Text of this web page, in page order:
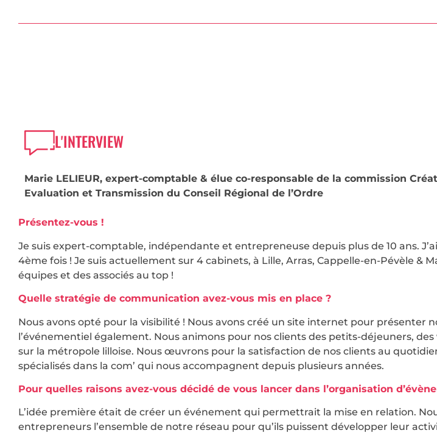
L'INTERVIEW
Marie LELIEUR, expert-comptable & élue co-responsable de la commission
Evaluation et Transmission du Conseil Régional de l’Ordre
Présentez-vous !
Je suis expert-comptable, indépendante et entrepreneuse depuis plus de 10 ans.
4ème fois ! Je suis actuellement sur 4 cabinets, à Lille, Arras, Cappelle-en-Pévèle &
équipes et des associés au top !
Quelle stratégie de communication avez-vous mis en place ?
Nous avons opté pour la visibilité ! Nous avons créé un site internet pour présenter
l’événementiel également. Nous animons pour nos clients des petits-déjeuners,
sur la métropole lilloise. Nous œuvrons pour la satisfaction de nos clients au
spécialisés dans la com’ qui nous accompagnent depuis plusieurs années.
Pour quelles raisons avez-vous décidé de vous lancer dans l’organisation
L’idée première était de créer un événement qui permettrait la mise en relation.
entrepreneurs l’ensemble de notre réseau pour qu’ils puissent développer leur